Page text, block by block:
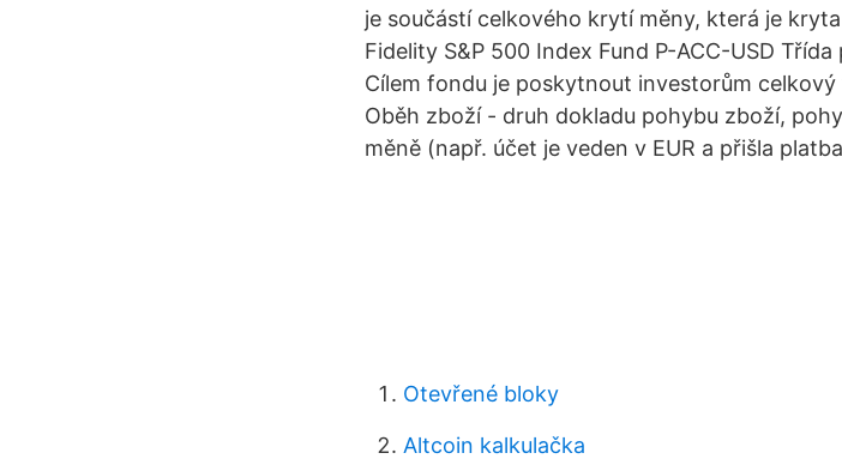
je součástí celkového krytí měny, která je
Fidelity S&P 500 Index Fund P-ACC-USD
Cílem fondu je poskytnout investorům
Oběh zboží - druh dokladu pohybu zboží,
měně (např. účet je veden v EUR a přišla
Otevřené bloky
Altcoin kalkulačka